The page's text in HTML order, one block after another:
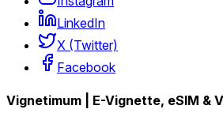
LinkedIn
X (Twitter)
Facebook
Vignetimum | E-Vignette, eSIM &